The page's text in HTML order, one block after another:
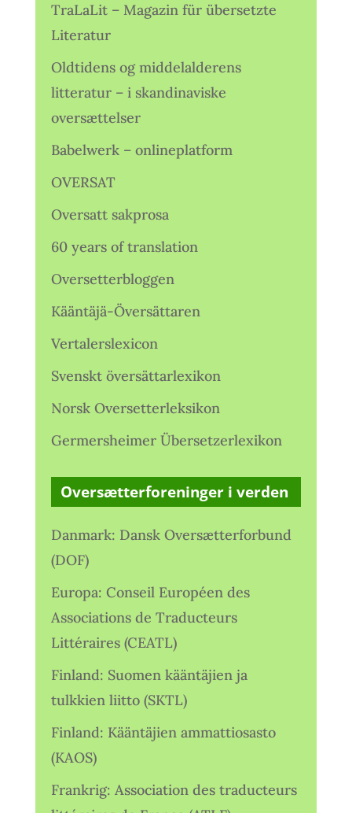
TraLaLit – Magazin für übersetzte
Literatur
Oldtidens og middelalderens
litteratur – i skandinaviske
oversættelser
Babelwerk – onlineplatform
OVERSAT
Oversatt sakprosa
60 years of translation
Oversetterbloggen
Kääntäjä-Översättaren
Vertalerslexicon
Svenskt översättarlexikon
Norsk Oversetterleksikon
Germersheimer Übersetzerlexikon
Oversætterforeninger i verden
Danmark: Dansk Oversætterforbund
(DOF)
Europa: Conseil Européen des
Associations de Traducteurs
Littéraires (CEATL)
Finland: Suomen kääntäjien ja
tulkkien liitto (SKTL)
Finland: Kääntäjien ammattiosasto
(KAOS)
Frankrig: Association des traducteurs